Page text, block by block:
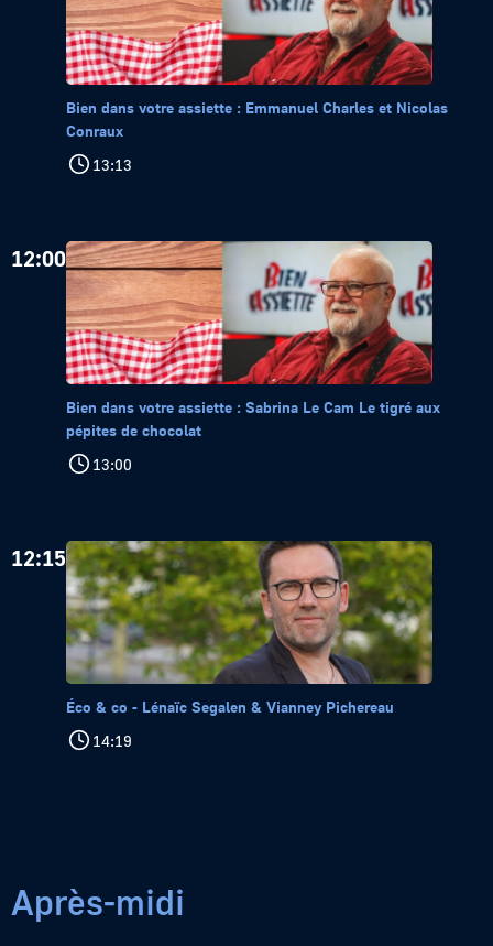
Bien dans votre assiette : Emmanuel Charles et Nicolas
Conraux
13:13
12:00
Bien dans votre assiette : Sabrina Le Cam Le tigré aux
pépites de chocolat
13:00
12:15
Éco & co - Lénaïc Segalen & Vianney Pichereau
14:19
Après-midi